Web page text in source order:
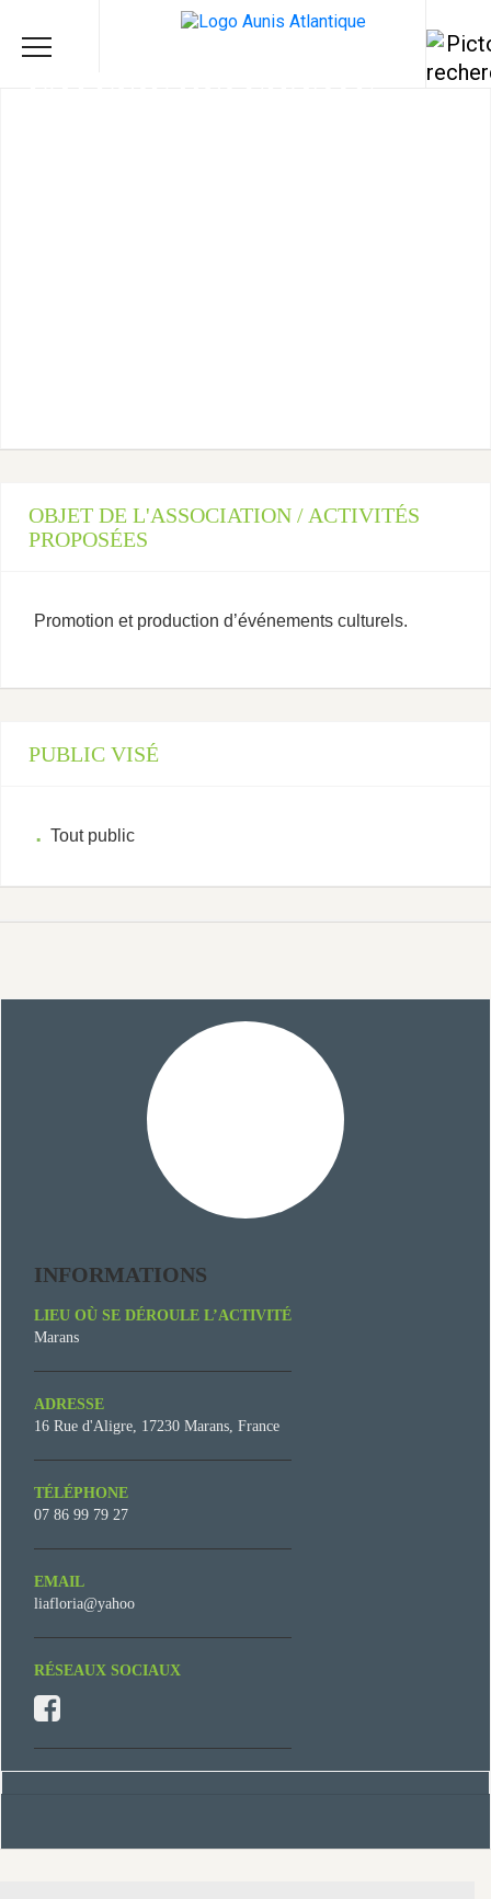
OBJET DE L'ASSOCIATION / ACTIVITÉS
PROPOSÉES
Promotion et production d’événements culturels.
PUBLIC VISÉ
Tout public
INFORMATIONS
LIEU OÙ SE DÉROULE L’ACTIVITÉ
Marans
ADRESSE
16 Rue d'Aligre, 17230 Marans, France
TÉLÉPHONE
07 86 99 79 27
EMAIL
liafloria@yahoo
RÉSEAUX SOCIAUX